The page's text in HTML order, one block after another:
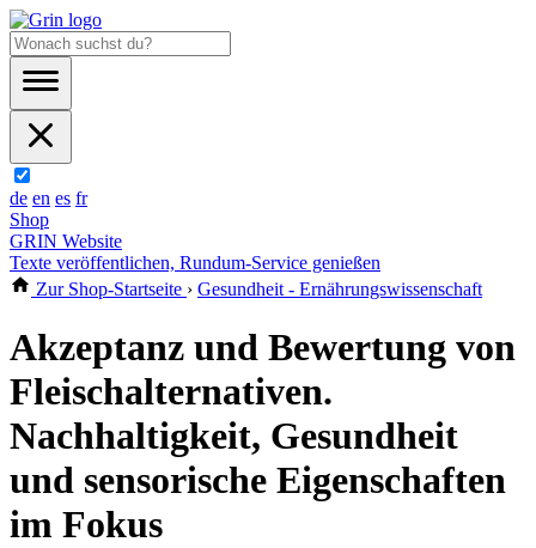
de en es fr
Shop
GRIN Website
Texte veröffentlichen, Rundum-Service genießen
Zur Shop-Startseite › Gesundheit - Ernährungswissenschaft
Akzeptanz und Bewertung von
Fleischalternativen.
Nachhaltigkeit, Gesundheit
und sensorische Eigenschaften
im Fokus